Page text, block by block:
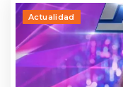
Actualidad